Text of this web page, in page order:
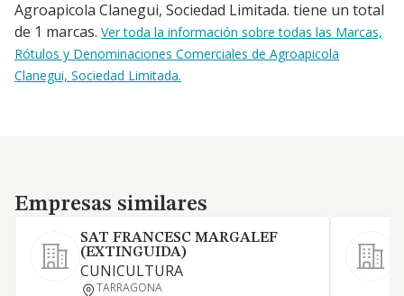
Agroapicola Clanegui, Sociedad Limitada. tiene un total
de 1 marcas. Ver toda la información sobre todas las Marcas,
Rótulos y Denominaciones Comerciales de Agroapicola
Clanegui, Sociedad Limitada.
Empresas similares
Empresas similares
SAT FRANCESC MARGALEF
(EXTINGUIDA)
CUNICULTURA
TARRAGONA